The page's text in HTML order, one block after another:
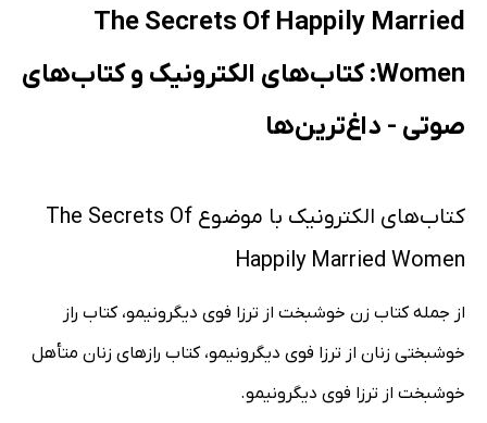
The Secrets Of Happily Married
Women: کتاب‌های الکترونیک و کتاب‌های
صوتی - داغ‌ترین‌ها
کتاب‌های الکترونیک با موضوع The Secrets Of
Happily Married Women
از جمله کتاب زن خوشبخت از ترزا فوی دیگرونیمو، کتاب راز
خوشبختی زنان از ترزا فوی دیگرونیمو، کتاب رازهای زنان متأهل
خوشبخت از ترزا فوی دیگرونیمو.